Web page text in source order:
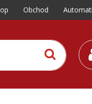
Obchod